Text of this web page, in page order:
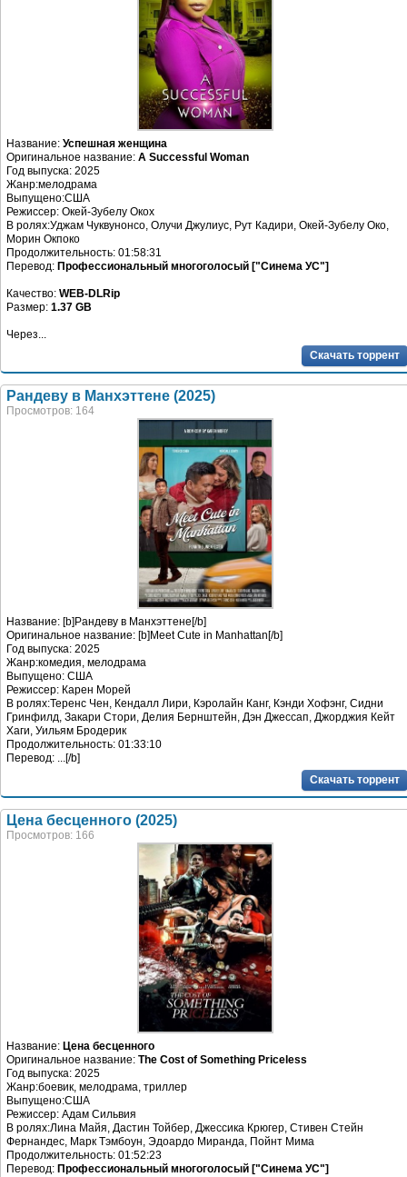
Название: Успешная женщина
Оригинальное название: A Successful Woman
Год выпуска: 2025
Жанр:мелодрама
Выпущено:США
Режиссер: Окей-Зубелу Окох
В ролях:Уджам Чуквунонсо, Олучи Джулиус, Рут Кадири, Окей-Зубелу Око,
Морин Окпоко
Продолжительность: 01:58:31
Перевод: Профессиональный многоголосый ["Синема УС"]
Качество: WEB-DLRip
Размер: 1.37 GB
Через...
Скачать торрент
Рандеву в Манхэттене (2025)
Просмотров: 164
Название: [b]Рандеву в Манхэттене[/b]
Оригинальное название: [b]Meet Cute in Manhattan[/b]
Год выпуска: 2025
Жанр:комедия, мелодрама
Выпущено: США
Режиссер: Карен Морей
В ролях:Теренс Чен, Кендалл Лири, Кэролайн Канг, Кэнди Хофэнг, Сидни
Гринфилд, Закари Стори, Делия Бернштейн, Дэн Джессап, Джорджия Кейт
Хаги, Уильям Бродерик
Продолжительность: 01:33:10
Перевод: ...[/b]
Скачать торрент
Цена бесценного (2025)
Просмотров: 166
Название: Цена бесценного
Оригинальное название: The Cost of Something Priceless
Год выпуска: 2025
Жанр:боевик, мелодрама, триллер
Выпущено:США
Режиссер: Адам Сильвия
В ролях:Лина Майя, Дастин Тойбер, Джессика Крюгер, Стивен Стейн
Фернандес, Марк Тэмбоун, Эдоардо Миранда, Пойнт Мима
Продолжительность: 01:52:23
Перевод: Профессиональный многоголосый ["Синема УС"]